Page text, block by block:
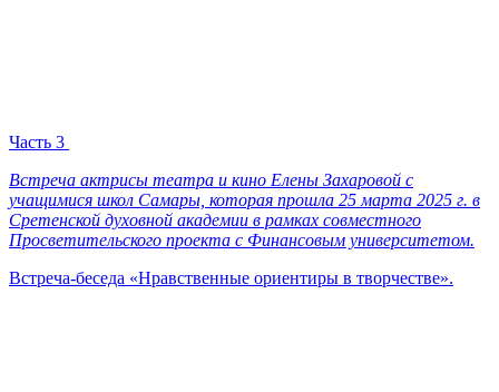
Часть 3
Встреча актрисы театра и кино Елены Захаровой с
учащимися школ Самары, которая прошла 25 марта 2025 г. в
Сретенской духовной академии в рамках совместного
Просветительского проекта с Финансовым университетом.
Встреча-беседа «Нравственные ориентиры в творчестве».